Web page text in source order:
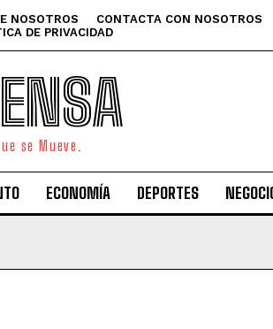
NOSOTROS CONTACTA CON NOSOTROS
DE PRIVACIDAD
se Mueve.
ECONOMÍA DEPORTES